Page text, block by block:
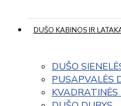
DUŠO KABINOS IR
DUŠO
PUSAPVALĖS